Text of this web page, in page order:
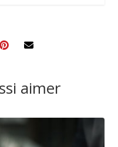
aimer